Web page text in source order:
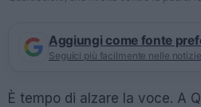
Aggiungi come fonte
Seguici più facilmente nelle
È tempo di alzare la voce. A